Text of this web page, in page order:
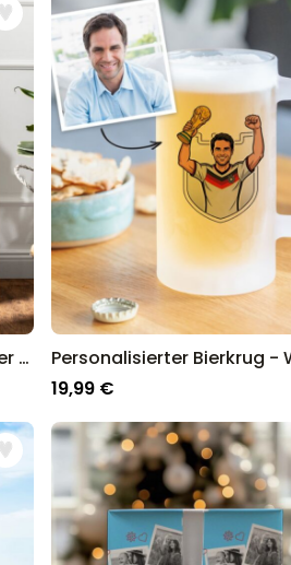
seit über 13 Jahren der Go-To
Personalisierbares Poster 90er Dance-Party mit Fotos und Text
19,99 €